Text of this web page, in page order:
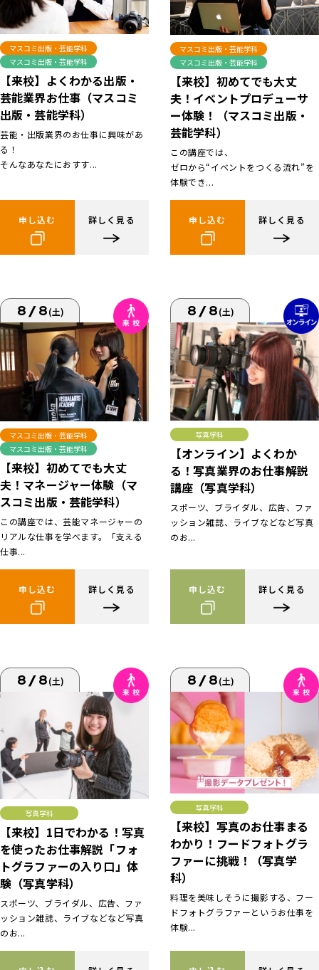
マスコミ出版・芸能学科
マスコミ出版・芸能学科
【来校】よくわかる出版・
芸能業界お仕事（マスコミ
出版・芸能学科）
芸能・出版業界のお仕事に興味があ
る！
そんなあなたにおすす...
申し込む 詳しく見る
マスコミ出版・芸能学科
マスコミ出版・芸能学科
【来校】初めてでも大丈
夫！イベントプロデューサ
ー体験！（マスコミ出版・
芸能学科）
この講座では、
ゼロから“イベントをつくる流れ”を
体験でき...
申し込む 詳しく見る
8/8(土)
マスコミ出版・芸能学科
マスコミ出版・芸能学科
【来校】初めてでも大丈
夫！マネージャー体験（マ
スコミ出版・芸能学科）
この講座では、芸能マネージャーの
リアルな仕事を学べます。「支える
仕事...
申し込む 詳しく見る
8/8(土)
写真学科
【オンライン】よくわか
る！写真業界のお仕事解説
講座（写真学科）
スポーツ、ブライダル、広告、ファ
ッション雑誌、ライブなどなど写真
のお...
申し込む 詳しく見る
8/8(土)
写真学科
【来校】1日でわかる！写真
を使ったお仕事解説「フォ
トグラファーの入り口」体
験（写真学科）
スポーツ、ブライダル、広告、ファ
ッション雑誌、ライブなどなど写真
のお...
8/8(土)
写真学科
【来校】写真のお仕事まる
わかり！フードフォトグラ
ファーに挑戦！（写真学
科）
料理を美味しそうに撮影する、フー
ドフォトグラファーというお仕事を
体験...